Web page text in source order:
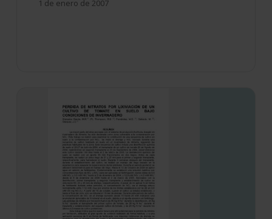
1 de enero de 2007